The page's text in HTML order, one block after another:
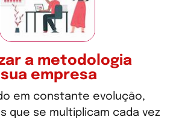
a metodologia
sua empresa
em constante evolução,
que se multiplicam cada vez